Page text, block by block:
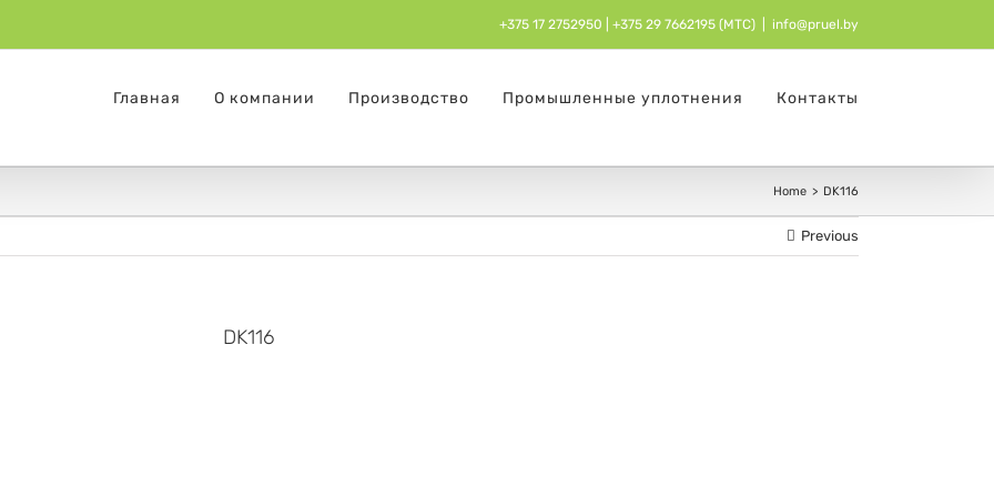
+375 17 2752950 +375 29 7662195 (МТС) info@pruel.by
Главная О компании Производство Промышленные уплотнения Контакты
Home DK116
Previous
DK116